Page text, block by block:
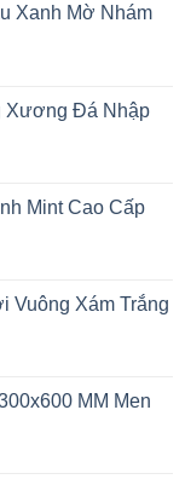
Xanh Mờ Nhám
Xương Đá Nhập
Mint Cao Cấp
Vuông Xám Trắng
MM Men